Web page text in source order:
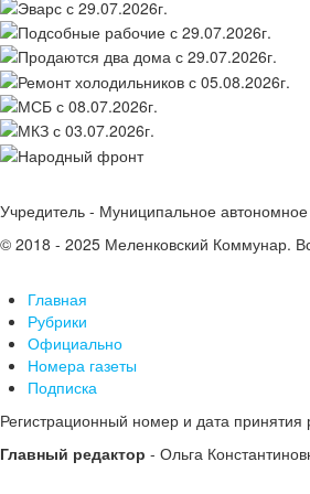
Учредитель - Муниципальное
© 2018 - 2025 Меленковский Коммунар.
Главная
Рубрики
Официально
Номера газеты
Подписка
Регистрационный номер и дата
Главный редактор - Ольга